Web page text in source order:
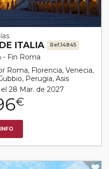
ITALIA Ref.14845
- Fin Roma
Roma, Florencia, Venecia,
Perugia, Asis
28 Mar. de 2027
€